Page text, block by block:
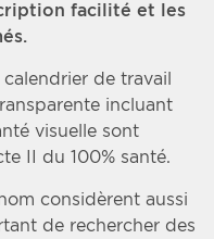
facilité et les
de travail
incluant
visuelle sont
II du 100% santé.
considèrent aussi
de rechercher des